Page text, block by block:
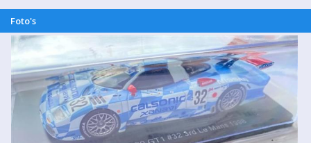
Foto's